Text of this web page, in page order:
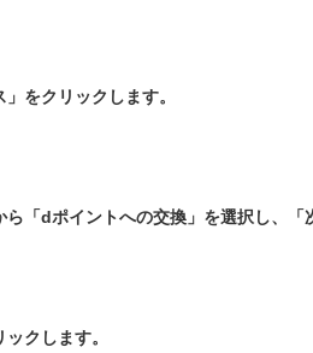
をクリックします。
「dポイントへの交換」を選択し、「
クします。